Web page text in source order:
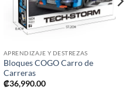
APRENDIZAJE Y DESTREZAS
Bloques COGO Carro de
Carreras
₡36,990.00